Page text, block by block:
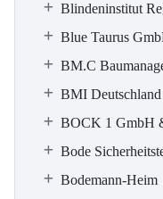
Blindeninstitut
Blue Taurus
BM.C
BMI
BOCK 1 GmbH
Bode
Bodemann-Heim